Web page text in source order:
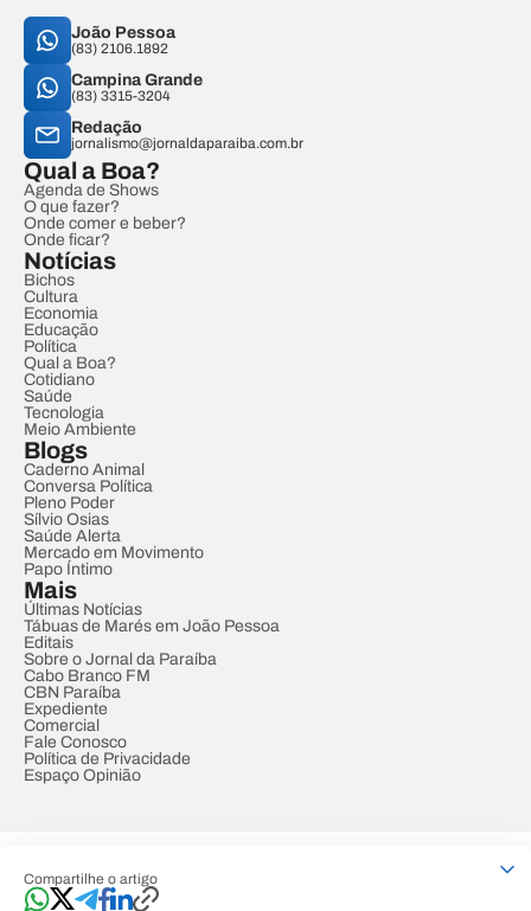
Compartilhe o artigo
João Pessoa
(83) 2106.1892
Campina Grande
(83) 3315-3204
Redação
jornalismo@jornaldaparaiba.com.br
Qual a Boa?
Agenda de Shows
O que fazer?
Onde comer e beber?
Onde ficar?
Notícias
Bichos
Cultura
Economia
Educação
Política
Qual a Boa?
Cotidiano
Saúde
Tecnologia
Meio Ambiente
Blogs
Caderno Animal
Conversa Política
Pleno Poder
Sílvio Osias
Saúde Alerta
Mercado em Movimento
Papo Íntimo
Mais
Últimas Notícias
Tábuas de Marés em João Pessoa
Editais
Sobre o Jornal da Paraíba
Cabo Branco FM
CBN Paraíba
Expediente
Comercial
Fale Conosco
Política de Privacidade
Espaço Opinião
Developed by Designed by